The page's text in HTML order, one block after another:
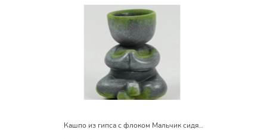
Кашпо из гипса с флоком Мальчик сидячий